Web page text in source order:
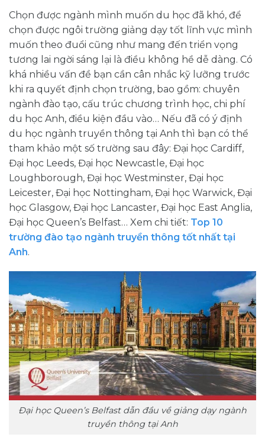
Chọn được ngành mình muốn du học đã khó, để
chọn được ngôi trường giảng dạy tốt lĩnh vực mình
muốn theo đuổi cũng như mang đến triển vọng
tương lai ngời sáng lại là điều không hề dễ dàng. Có
khá nhiều vấn đề bạn cần cân nhắc kỹ lưỡng trước
khi ra quyết định chọn trường, bao gồm: chuyên
ngành đào tạo, cấu trúc chương trình học, chi phí
du học Anh, điều kiện đầu vào… Nếu đã có ý định
du học ngành truyền thông tại Anh thì bạn có thể
tham khảo một số trường sau đây: Đại học Cardiff,
Đại học Leeds, Đại học Newcastle, Đại học
Loughborough, Đại học Westminster, Đại học
Leicester, Đại học Nottingham, Đại học Warwick, Đại
học Glasgow, Đại học Lancaster, Đại học East Anglia,
Đại học Queen’s Belfast… Xem chi tiết: Top 10
trường đào tạo ngành truyền thông tốt nhất tại
Anh.
Đại học Queen’s Belfast dẫn đầu về giảng dạy ngành
truyền thông tại Anh